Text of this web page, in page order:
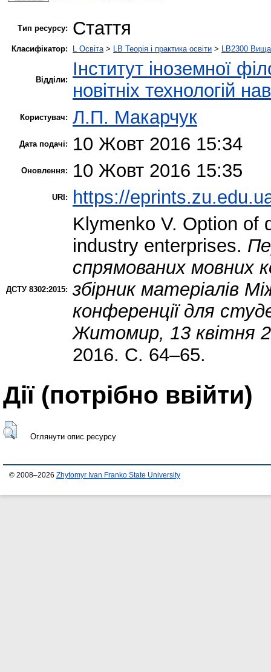
Тип ресурсу: Стаття
Класифікатор: L Освіта> LB Теорія і практика освіти > LB2300 Вища
Відділи:
Інститут іноземної
новітніх технологій
Користувач: Л.П. Макарчук
Дата подачі: 10 Жовт 2016 15:34
Оновлення: 10 Жовт 2016 15:35
URI: https://
ДСТУ 8302:2015:
Klymenko V. Option of
industry enterprises.
спрямованих мовних
збірник матеріалів
конференції для
Житомир, 13 квітня
2016. С. 64–65.
Дії ​​(потрібно ввійти)
Оглянути опис ресурсу
© 2008–2026 Zhytomyr Ivan Franko State University